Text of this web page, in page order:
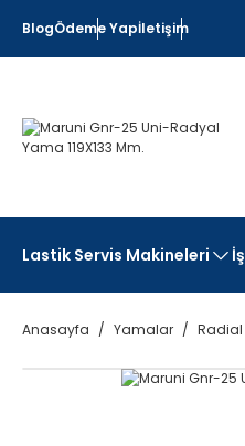
BlogÖdeme Yapİletişim
Lastik Servis Makineleri
Anasayfa Yamalar